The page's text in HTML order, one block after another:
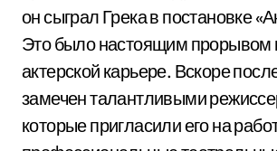
он сыграл Грека в постановке
Это было настоящим прорывом
актерской карьере. Вскоре
замечен талантливыми
которые пригласили его на